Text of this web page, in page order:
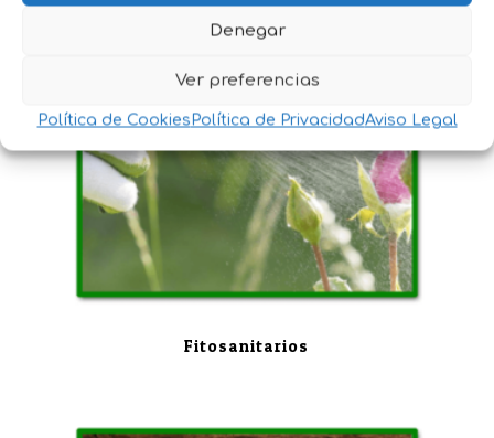
Denegar
Ver preferencias
Política de Cookies Política de PrivacidadAviso Legal
Fitosanitarios